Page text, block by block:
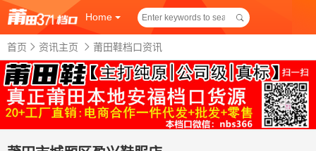
Home
首页 资讯主页 莆田鞋档口资讯